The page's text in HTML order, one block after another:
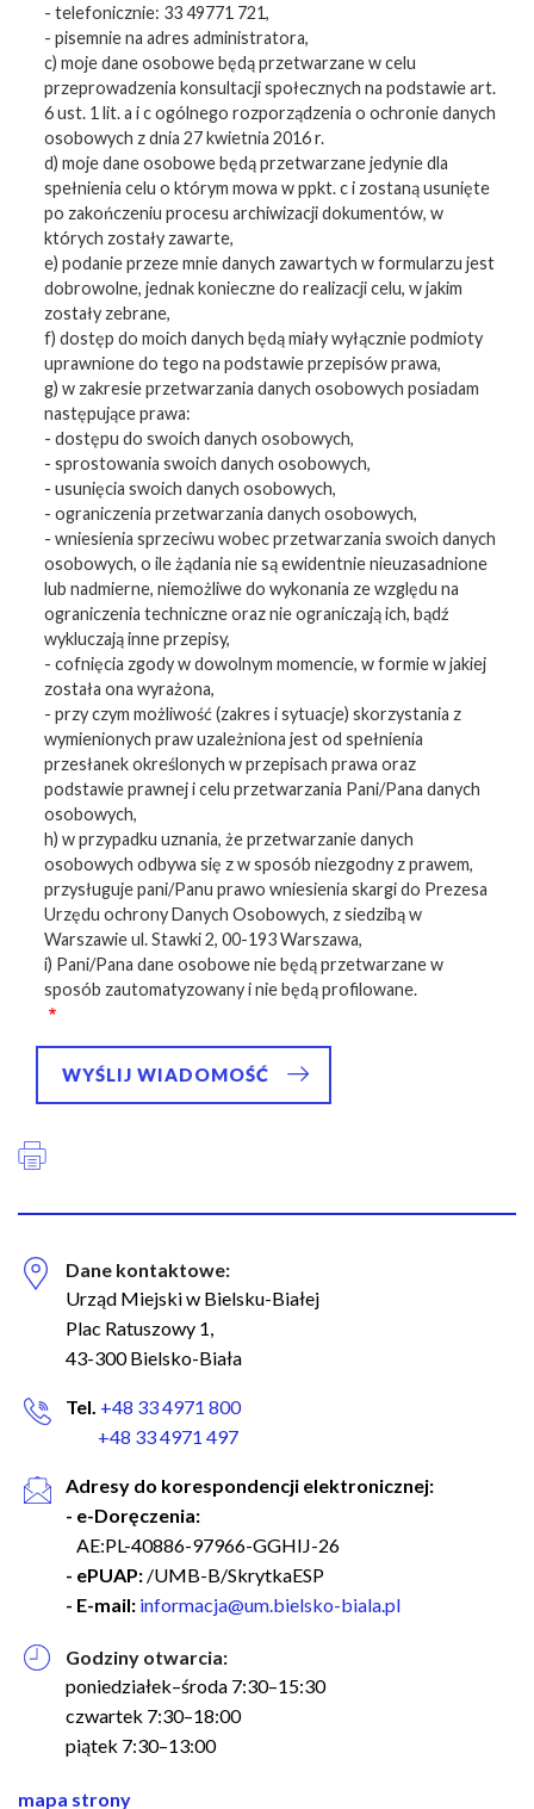
- telefonicznie: 33 49771 721,
- pisemnie na adres administratora,
c) moje dane osobowe będą przetwarzane w celu
przeprowadzenia konsultacji społecznych na podstawie art.
6 ust. 1 lit. a i c ogólnego rozporządzenia o ochronie danych
osobowych z dnia 27 kwietnia 2016 r.
d) moje dane osobowe będą przetwarzane jedynie dla
spełnienia celu o którym mowa w ppkt. c i zostaną usunięte
po zakończeniu procesu archiwizacji dokumentów, w
których zostały zawarte,
e) podanie przeze mnie danych zawartych w formularzu jest
dobrowolne, jednak konieczne do realizacji celu, w jakim
zostały zebrane,
f) dostęp do moich danych będą miały wyłącznie podmioty
uprawnione do tego na podstawie przepisów prawa,
g) w zakresie przetwarzania danych osobowych posiadam
następujące prawa:
- dostępu do swoich danych osobowych,
- sprostowania swoich danych osobowych,
- usunięcia swoich danych osobowych,
- ograniczenia przetwarzania danych osobowych,
- wniesienia sprzeciwu wobec przetwarzania swoich danych
osobowych, o ile żądania nie są ewidentnie nieuzasadnione
lub nadmierne, niemożliwe do wykonania ze względu na
ograniczenia techniczne oraz nie ograniczają ich, bądź
wykluczają inne przepisy,
- cofnięcia zgody w dowolnym momencie, w formie w jakiej
została ona wyrażona,
- przy czym możliwość (zakres i sytuacje) skorzystania z
wymienionych praw uzależniona jest od spełnienia
przesłanek określonych w przepisach prawa oraz
podstawie prawnej i celu przetwarzania Pani/Pana danych
osobowych,
h) w przypadku uznania, że przetwarzanie danych
osobowych odbywa się z w sposób niezgodny z prawem,
przysługuje pani/Panu prawo wniesienia skargi do Prezesa
Urzędu ochrony Danych Osobowych, z siedzibą w
Warszawie ul. Stawki 2, 00-193 Warszawa,
i) Pani/Pana dane osobowe nie będą przetwarzane w
sposób zautomatyzowany i nie będą profilowane.
Dane kontaktowe:
Urząd Miejski w Bielsku-Białej
Plac Ratuszowy 1,
43-300 Bielsko-Biała
Tel. +48 33 4971 800
+48 33 4971 497
Adresy do korespondencji elektronicznej:
- e-Doręczenia:
AE:PL-40886-97966-GGHIJ-26
- ePUAP: /UMB-B/SkrytkaESP
- E-mail: informacja@um.bielsko-biala.pl
Godziny otwarcia:
poniedziałek–środa 7:30–15:30
czwartek 7:30–18:00
piątek 7:30–13:00
nawigacja
mapa strony